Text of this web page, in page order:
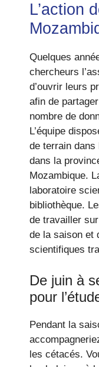
L’action
Quelques
chercheurs
d’ouvrir leurs
afin de
nombre de
L’équipe
de terrain dans
dans la
Mozambique.
laboratoire
bibliothèque.
de travailler
de la saison et
scientifiques
De juin à
pour
Pendant la
les cétacés.